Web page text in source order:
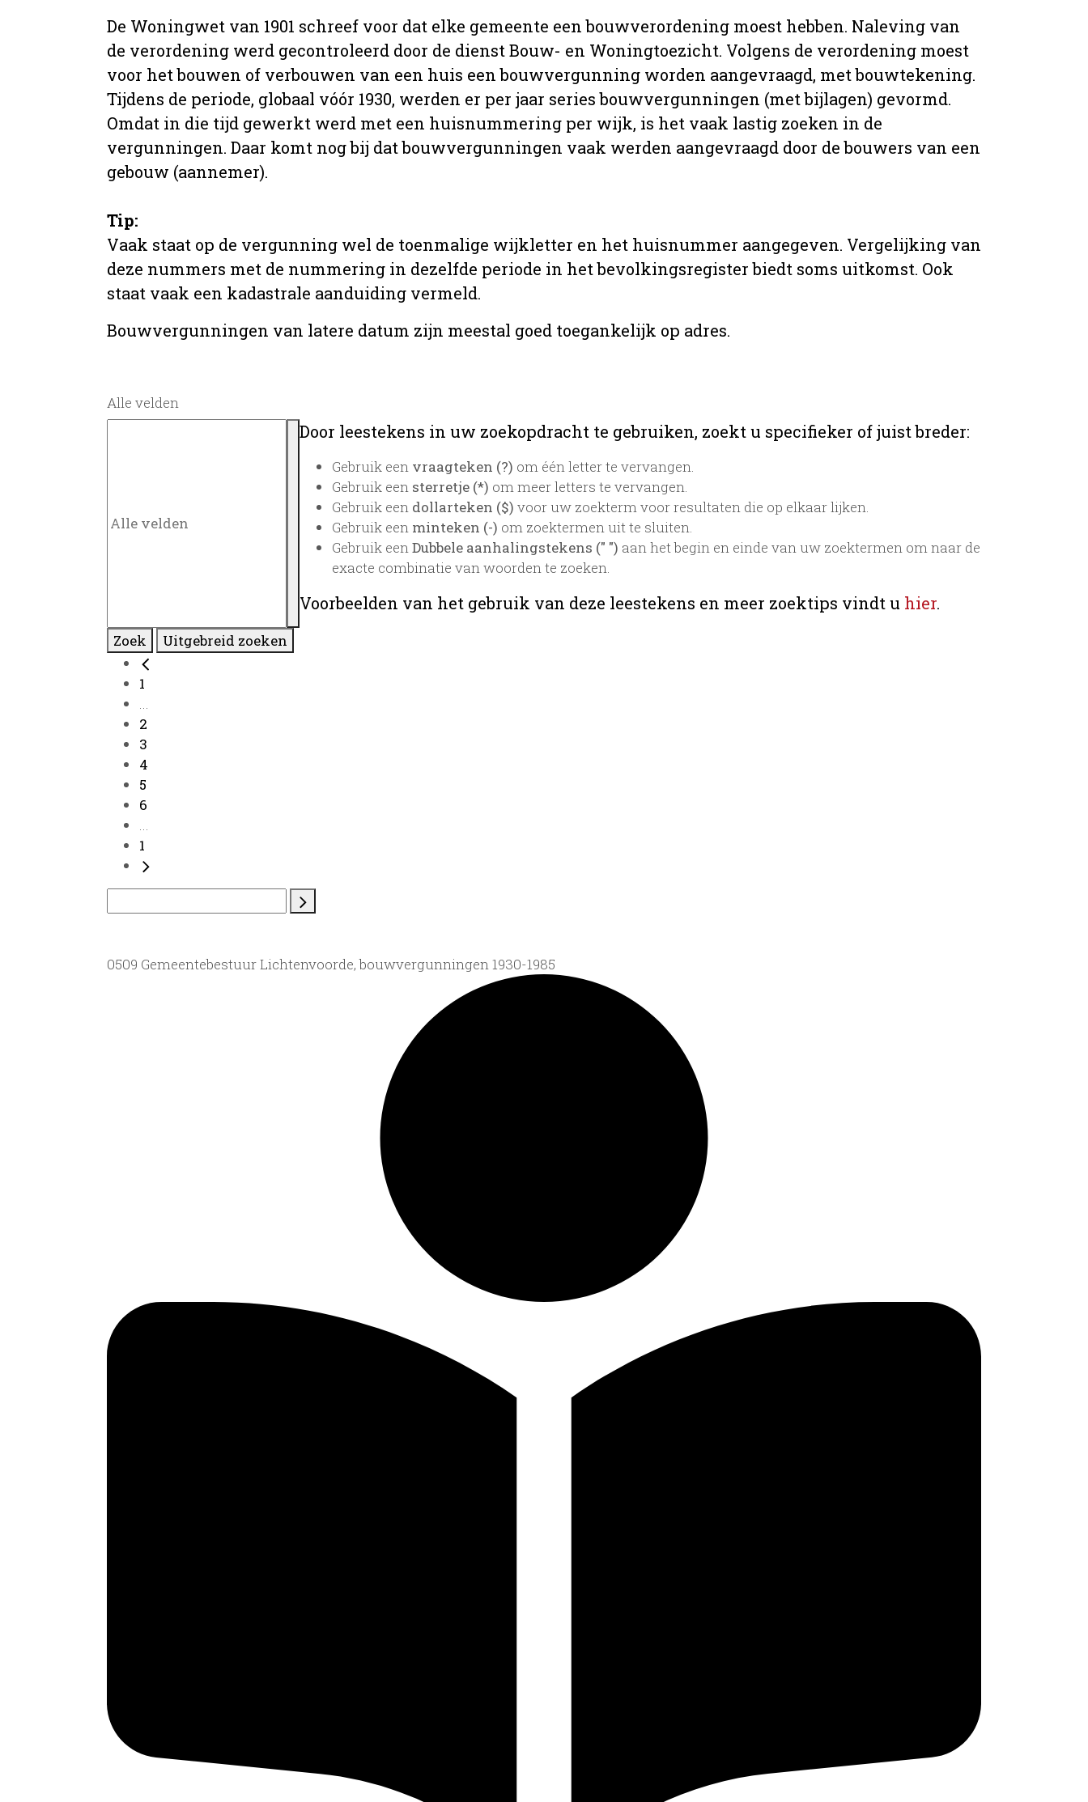
De Woningwet van 1901 schreef voor dat elke gemeente een bouwverordening moest hebben. Naleving van
de verordening werd gecontroleerd door de dienst Bouw- en Woningtoezicht. Volgens de verordening moest
voor het bouwen of verbouwen van een huis een bouwvergunning worden aangevraagd, met bouwtekening.
Tijdens de periode, globaal vóór 1930, werden er per jaar series bouwvergunningen (met bijlagen) gevormd.
Omdat in die tijd gewerkt werd met een huisnummering per wijk, is het vaak lastig zoeken in de
vergunningen. Daar komt nog bij dat bouwvergunningen vaak werden aangevraagd door de bouwers van een
gebouw (aannemer).
Tip:
Vaak staat op de vergunning wel de toenmalige wijkletter en het huisnummer aangegeven. Vergelijking van
deze nummers met de nummering in dezelfde periode in het bevolkingsregister biedt soms uitkomst. Ook
staat vaak een kadastrale aanduiding vermeld.
Bouwvergunningen van latere datum zijn meestal goed toegankelijk op adres.
Alle velden
Door leestekens in uw zoekopdracht te gebruiken, zoekt u specifieker of juist breder:
Gebruik een vraagteken (?) om één letter te vervangen.
Gebruik een sterretje (*) om meer letters te vervangen.
Gebruik een dollarteken ($) voor uw zoekterm voor resultaten die op elkaar lijken.
Gebruik een minteken (-) om zoektermen uit te sluiten.
Gebruik eenDubbele aanhalingstekens (" ") aan het begin en einde van uw zoektermen om naar de
exacte combinatie van woorden te zoeken.
Voorbeelden van het gebruik van deze leestekens en meer zoektips vindt u hier.
Zoek Uitgebreid zoeken
1
...
2
3
4
5
6
...
1
0509 Gemeentebestuur Lichtenvoorde, bouwvergunningen 1930-1985